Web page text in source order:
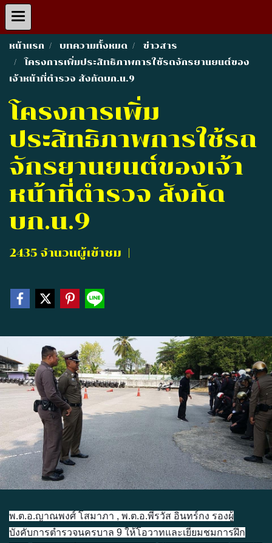
หน้าแรก บทความทั้งหมด
ข่าวสาร
โครงการเพิ่มประสิทธิภาพการใช้รถจักรยานยนต์ของ
เจ้าหน้าที่ตำรวจ สังกัดบก.น.9
โครงการเพิ่ม
ประสิทธิภาพการใช้รถ
จักรยานยนต์ของเจ้า
หน้าที่ตำรวจ สังกัด
บก.น.9
2435 จำนวนผู้เข้าชม
พ.ต.อ.ญาณพงศ์ โสมาภา , พ.ต.อ.พีรวัส อินทร์กง รองผู้
บังคับการตำรวจนครบาล 9 ให้โอวาทและเยี่ยมชมการฝึก